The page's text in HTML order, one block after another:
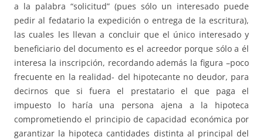
a la palabra “solicitud” (pues sólo un interesado puede
pedir al fedatario la expedición o entrega de la escritura),
las cuales les llevan a concluir que el único interesado y
beneficiario del documento es el acreedor porque sólo a él
interesa la inscripción, recordando además la figura –poco
frecuente en la realidad- del hipotecante no deudor, para
decirnos que si fuera el prestatario el que paga el
impuesto lo haría una persona ajena a la hipoteca
comprometiendo el principio de capacidad económica por
garantizar la hipoteca cantidades distinta al principal del